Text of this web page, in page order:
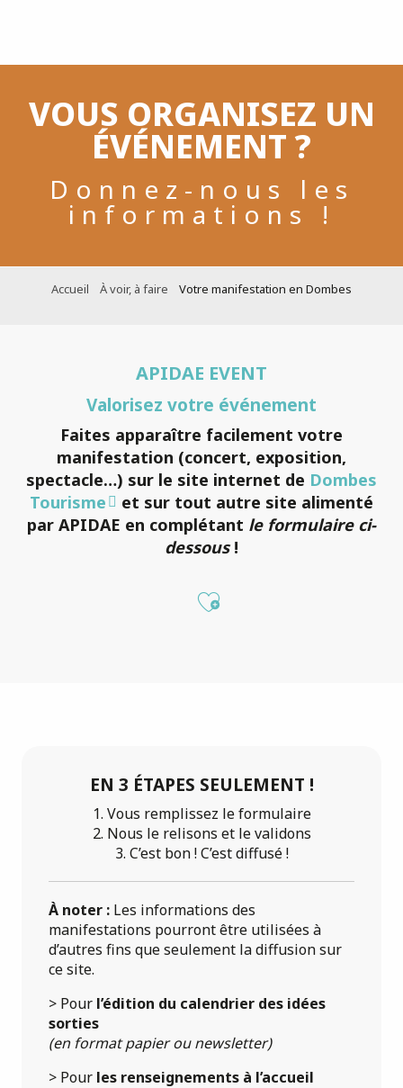
VOUS ORGANISEZ UN
ÉVÉNEMENT ?
Donnez-nous les
informations !
Accueil À voir, à faire Votre manifestation en Dombes
APIDAE EVENT
Valorisez votre événement
Faites apparaître facilement votre
manifestation (concert, exposition,
spectacle…) sur le site internet de Dombes
Tourisme
et sur tout autre site alimenté
par APIDAE en complétant le formulaire ci-
dessous!
Ajouter aux
EN 3 ÉTAPES SEULEMENT !
1. Vous remplissez le formulaire
2. Nous le relisons et le validons
3. C’est bon ! C’est diffusé !
À noter : Les informations des
manifestations pourront être utilisées à
d’autres fins que seulement la diffusion sur
ce site.
> Pour l’édition du calendrier des idées
sorties
(en format papier ou newsletter)
> Pour les renseignements à l’accueil